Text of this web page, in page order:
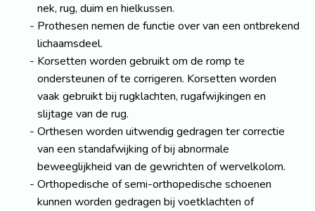
nek, rug, duim en hielkussen.
Prothesen nemen de functie over van een ontbrekend
lichaamsdeel.
Korsetten worden gebruikt om de romp te
ondersteunen of te corrigeren. Korsetten worden
vaak gebruikt bij rugklachten, rugafwijkingen en
slijtage van de rug.
Orthesen worden uitwendig gedragen ter correctie
van een standafwijking of bij abnormale
beweeglijkheid van de gewrichten of wervelkolom.
Orthopedische of semi-orthopedische schoenen
kunnen worden gedragen bij voetklachten of